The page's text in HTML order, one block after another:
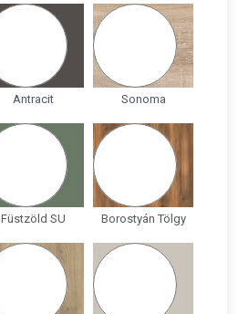
Antracit Sonoma
Füstzöld SU Borostyán Tölgy